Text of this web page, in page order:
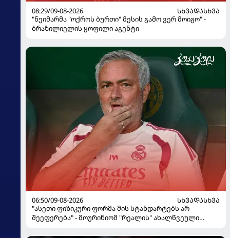
08:29/09-08-2026
ᲡᲮᲕᲐᲓᲐᲡᲮᲕᲐ
"ნეიმარმა "ოქროს ბურთი" მესის გამო ვერ მოიგო" -
ბრაზილიელის ყოფილი აგენტი
06:50/09-08-2026
ᲡᲮᲕᲐᲓᲐᲡᲮᲕᲐ
"ასეთი ფიზიკური ფორმა მის სტანდარტებს არ
შეეფერება" - მოურინიომ "რეალის" ახალწვეული